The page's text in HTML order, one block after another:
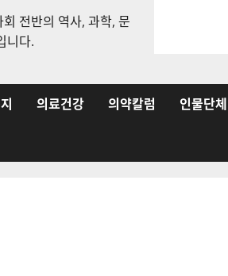
전반의 역사, 과학, 문
니다.
의료건강 의약칼럼 인물단체